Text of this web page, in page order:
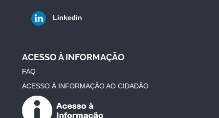
Linkedin
ACESSO À INFORMAÇÃO
FAQ
ACESSO À INFORMAÇÃO AO CIDADÃO